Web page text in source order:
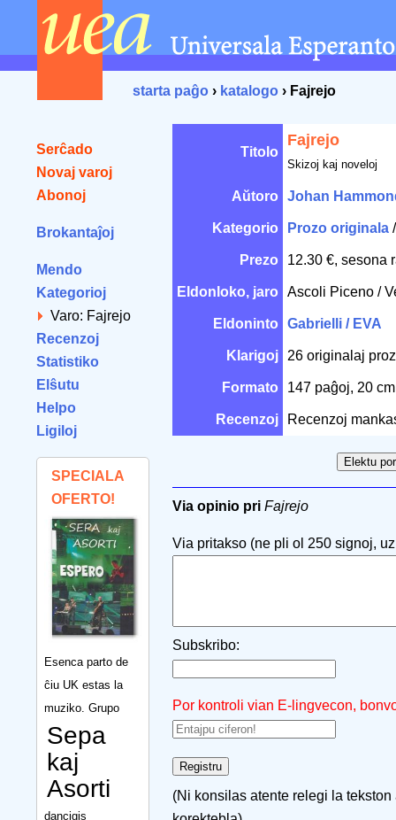
starta paĝo › katalogo › Fajrejo
Serĉado
Novaj varoj
Abonoj
Brokantaĵoj
Mendo
Kategorioj
Varo: Fajrejo
Recenzoj
Statistiko
Elŝutu
Helpo
Ligiloj
SPECIALA
OFERTO!
Esenca parto de
ĉiu UK estas la
muziko. Grupo
Sepa
kaj
Asorti
dancigis
Titolo
Fajrejo
Skizoj kaj noveloj
Aŭtoro Johan
Kategorio Prozo originala
Prezo 12.30 €, sesona
Eldonloko, jaro Ascoli Piceno /
Eldoninto Gabrielli / EVA
Klarigoj 26 originalaj
Formato 147 paĝoj, 20
Recenzoj Recenzoj
Via opinio pri Fajrejo
Via pritakso (ne pli ol 250 signoj,
Subskribo:
Por kontroli vian E-lingvecon,
(Ni konsilas atente relegi la